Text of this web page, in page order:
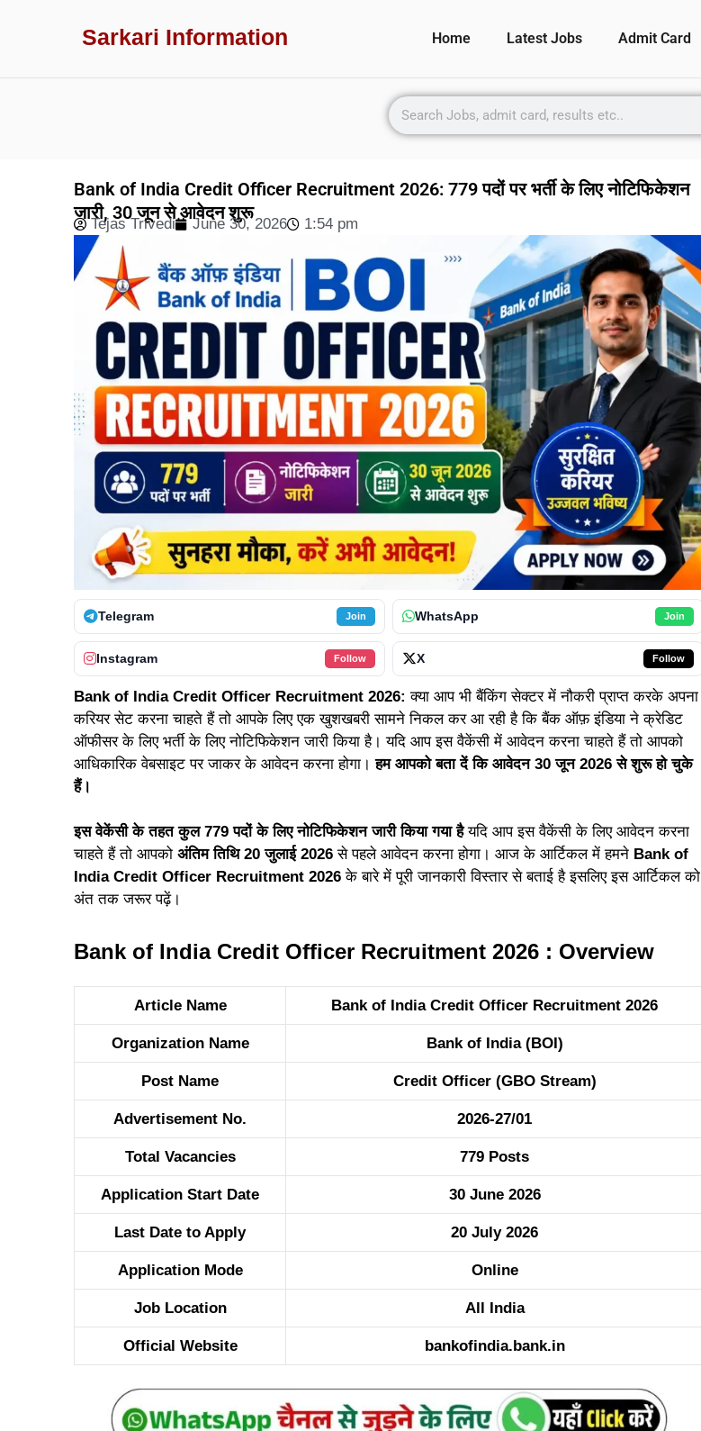
Sarkari Information Home Latest Jobs Admit Card
Bank of India Credit Officer Recruitment 2026: 779 पदों पर भर्ती के लिए नोटिफिकेशन
जारी, 30 जून से आवेदन शुरू
Tejas Trivedi June 30, 2026 1:54 pm
Telegram Join WhatsApp Join
Instagram Follow X Follow
Bank of India Credit Officer Recruitment 2026:क्या आप भी बैंकिंग सेक्टर में नौकरी प्राप्त करके अपना
करियर सेट करना चाहते हैं तो आपके लिए एक खुशखबरी सामने निकल कर आ रही है कि बैंक ऑफ़ इंडिया ने क्रेडिट
ऑफीसर के लिए भर्ती के लिए नोटिफिकेशन जारी किया है। यदि आप इस वैकेंसी में आवेदन करना चाहते हैं तो आपको
आधिकारिक वेबसाइट पर जाकर के आवेदन करना होगा। हम आपको बता दें कि आवेदन 30 जून 2026 से शुरू हो चुके
हैं।
इस वेकेंसी के तहत कुल 779 पदों के लिए नोटिफिकेशन जारी किया गया हैयदि आप इस वैकेंसी के लिए आवेदन करना
चाहते हैं तो आपको अंतिम तिथि 20 जुलाई 2026 से पहले आवेदन करना होगा। आज के आर्टिकल में हमने Bank of
India Credit Officer Recruitment 2026 के बारे में पूरी जानकारी विस्तार से बताई है इसलिए इस आर्टिकल को
अंत तक जरूर पढ़ें।
Bank of India Credit Officer Recruitment 2026 : Overview
Article Name Bank of India Credit Officer Recruitment 2026
Organization Name Bank of India (BOI)
Post Name Credit Officer (GBO Stream)
Advertisement No. 2026-27/01
Total Vacancies 779 Posts
Application Start Date 30 June 2026
Last Date to Apply 20 July 2026
Application Mode Online
Job Location All India
Official Website bankofindia.bank.in